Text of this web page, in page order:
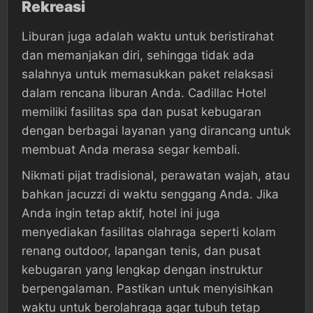
Rekreasi
Liburan juga adalah waktu untuk beristirahat
dan memanjakan diri, sehingga tidak ada
salahnya untuk memasukkan paket relaksasi
dalam rencana liburan Anda. Cadillac Hotel
memiliki fasilitas spa dan pusat kebugaran
dengan berbagai layanan yang dirancang untuk
membuat Anda merasa segar kembali.
Nikmati pijat tradisional, perawatan wajah, atau
bahkan jacuzzi di waktu senggang Anda. Jika
Anda ingin tetap aktif, hotel ini juga
menyediakan fasilitas olahraga seperti kolam
renang outdoor, lapangan tenis, dan pusat
kebugaran yang lengkap dengan instruktur
berpengalaman. Pastikan untuk menyisihkan
waktu untuk berolahraga agar tubuh tetap